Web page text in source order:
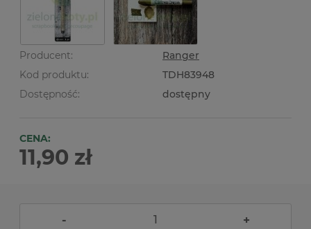
Producent:
Ranger
Kod produktu:
TDH83948
Dostępność:
dostępny
CENA:
11,90 zł
- +